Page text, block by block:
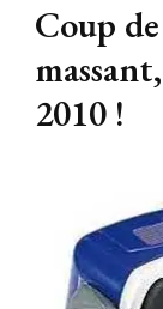
Coup
2010 !